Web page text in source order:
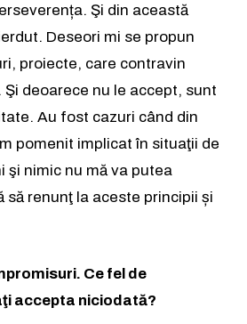
Şi din această
Deseori mi se propun
proiecte, care contravin
Şi deoarece nu le accept, sunt
Au fost cazuri când din
pomenit implicat în situaţii de
şi nimic nu mă va putea
să renunţ la aceste principii și
Ce fel de
accepta niciodată?